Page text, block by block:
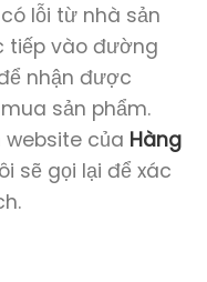
lỗi từ nhà sản
tiếp vào đường
nhận được
sản phẩm.
của Hàng
sẽ gọi lại để xác